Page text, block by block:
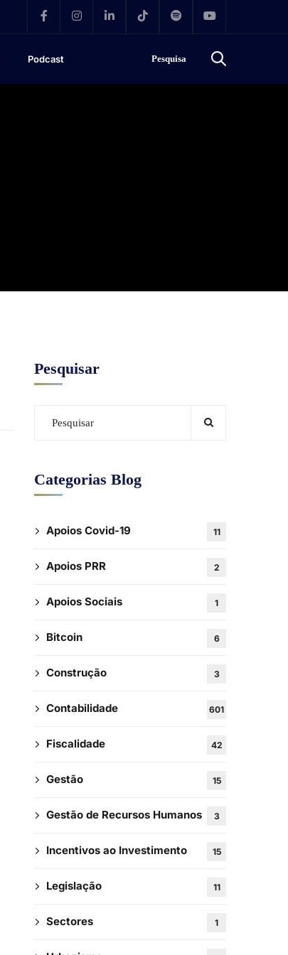
Podcast
Pesquisar
Categorias Blog
Apoios Covid-19 11
Apoios PRR 2
Apoios Sociais 1
Bitcoin 6
Construção 3
Contabilidade 601
Fiscalidade 42
Gestão 15
Gestão de Recursos Humanos 3
Incentivos ao Investimento 15
Legislação 11
Sectores 1